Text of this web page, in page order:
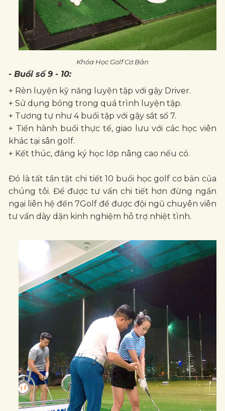
Khóa Học Golf Cơ Bản
- Buổi số 9 - 10:
+ Rèn luyện kỹ năng luyện tập với gậy Driver.
+ Sử dụng bóng trong quá trình luyện tập.
+ Tương tự như 4 buổi tập với gậy sắt số 7.
+ Tiến hành buổi thực tế, giao lưu với các học viên
khác tại sân golf.
+ Kết thúc, đăng ký học lớp nâng cao nếu có.
Đó là tất tần tật chi tiết 10 buổi học golf cơ bản của
chúng tôi. Để được tư vấn chi tiết hơn đừng ngần
ngại liên hệ đến 7Golf để được đội ngũ chuyên viên
tư vấn dày dặn kinh nghiệm hỗ trợ nhiệt tình.